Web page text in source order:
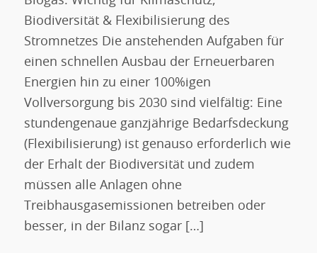
Biodiversität & Flexibilisierung des
Stromnetzes Die anstehenden Aufgaben für
einen schnellen Ausbau der Erneuerbaren
Energien hin zu einer 100%igen
Vollversorgung bis 2030 sind vielfältig: Eine
stundengenaue ganzjährige Bedarfsdeckung
(Flexibilisierung) ist genauso erforderlich wie
der Erhalt der Biodiversität und zudem
müssen alle Anlagen ohne
Treibhausgasemissionen betreiben oder
besser, in der Bilanz sogar […]